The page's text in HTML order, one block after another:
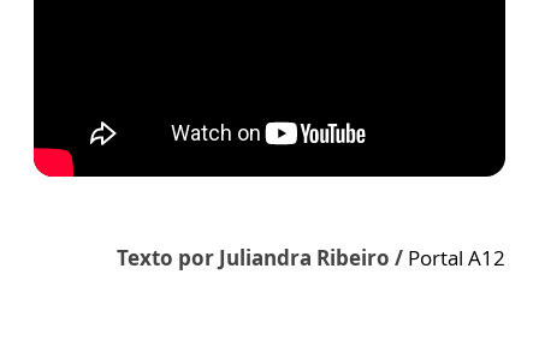
Texto por Juliandra Ribeiro / Portal A12